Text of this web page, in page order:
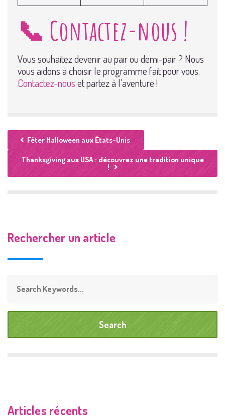
📞 Contactez-nous !
Vous souhaitez devenir au pair ou demi-pair ? Nous
vous aidons à choisir le programme fait pour vous.
Contactez-nouset partez à l’aventure !
Fêter Halloween aux États-Unis
Thanksgiving aux USA : découvrez une tradition unique
!
Rechercher un article
Articles récents